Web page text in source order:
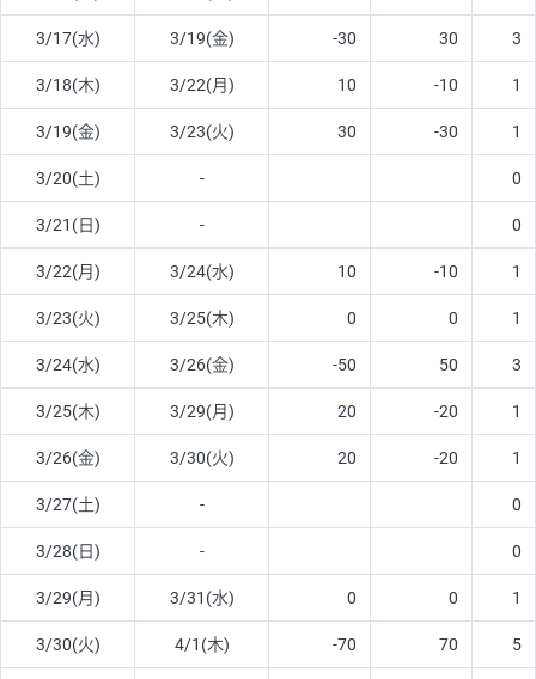
3/17(水) 3/19(金) -30 30 3
3/18(木) 3/22(月) 10 -10 1
3/19(金) 3/23(火) 30 -30 1
3/20(土) - 0
3/21(日) - 0
3/22(月) 3/24(水) 10 -10 1
3/23(火) 3/25(木) 0 0 1
3/24(水) 3/26(金) -50 50 3
3/25(木) 3/29(月) 20 -20 1
3/26(金) 3/30(火) 20 -20 1
3/27(土) - 0
3/28(日) - 0
3/29(月) 3/31(水) 0 0 1
3/30(火) 4/1(木) -70 70 5